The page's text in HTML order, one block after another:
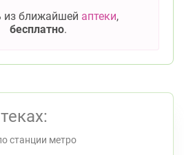
из ближайшей аптеки,
бесплатно.
станции метро